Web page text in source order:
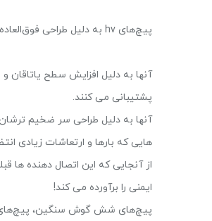
پیچ‌های hv به دلیل طراحی فوق‌العاده‌شان، مزایای زیادی نسبت به سایر انواع اتصال دهنده‌ها دارند:
آنها به دلیل افزایش سطح
پشتیبانی می کنند.
آنها به دلیل طراحی سر ضخیم ترشان
هایی که بارها و ارتعاشات زیادی
ایمنی را برآورده می کند!
پیچ‌های شش‌ گوش سنگین،